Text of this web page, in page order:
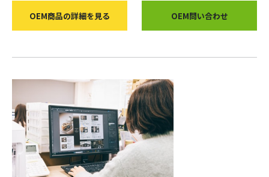
OEM商品の詳細を見る OEM問い合わせ